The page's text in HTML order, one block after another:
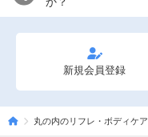
新規会員登録
丸の内のリフレ・ボディケア